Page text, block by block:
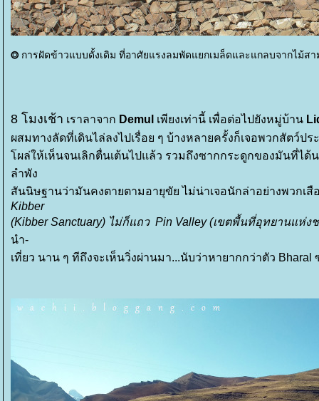
⭗ การฝัดข้าวแบบดั้งเดิม ที่อาศัยแรงลมพัดแยกเมล็ดและแกลบจากไม้
8 โมงเช้า เราลาจาก Demul เพียงเท่านี้ เพื่อต่อไปยังหมู่บ้าน
ผสมทางลัดที่เดินไล่ลงไปเรื่อย ๆ บ้างหลายครั้งก็เจอพวกสัตว์ปร
ผล่ให้เห็นจนเลิกตื่นเต้นไปแล้ว รวมถึงซากกระดูกของมันที่ได้
ลำพัง
สันนิษฐานว่ามันคงตายตามอายุขัย ไม่น่าเจอนักล่าอย่างพวกเสื
Kibber
(Kibber Sanctuary) ไม่ก็แถว Pin Valley (เขตพื้นที่อุทยานแห่
นำ-
เที่ยว นาน ๆ ทีถึงจะเห็นวิ่งผ่านมา...นับว่าหายากกว่าตัว Bharal